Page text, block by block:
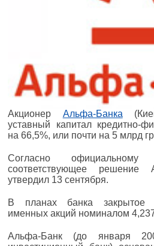
Акционер Альфа-Банка
уставный капитал кредитно-
на 66,5%, или почти на 5 млрд
Согласно
соответствующее
утвердил 13 сентября.
В планах банка закрытое
именных акций номиналом
Альфа-Банк (до января